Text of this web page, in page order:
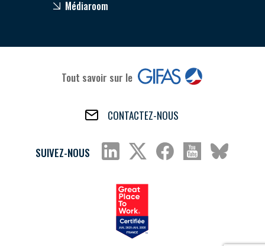
Médiaroom
Tout savoir sur le
CONTACTEZ-NOUS
SUIVEZ-NOUS